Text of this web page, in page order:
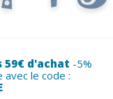
59€ d'achat -5%
le code :